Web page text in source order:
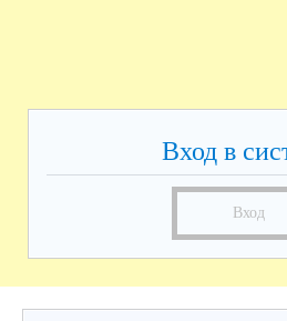
Вход в
Вход